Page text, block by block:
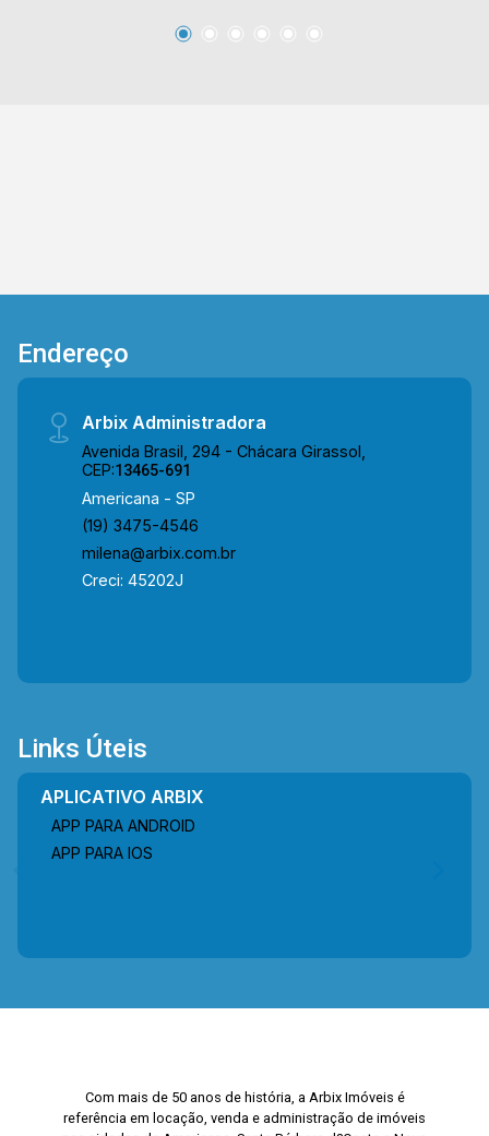
Bandeirantes, esta região tem fácil acesso ao
Endereço
Arbix Administradora
Avenida Brasil, 294 - Chácara Girassol,
CEP:13465-691
Americana - SP
(19) 3475-4546
milena@arbix.com.br
Creci: 45202J
Links Úteis
APLICATIVO ARBIX
APP PARA ANDROID
APP PARA IOS
Com mais de 50 anos de história, a Arbix Imóveis é
referência em locação, venda e administração de imóveis